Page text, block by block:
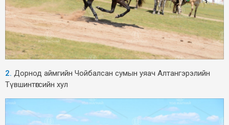
2. Дорнод аймгийн Чойбалсан сумын уяач Алтангэрэлийн
Түвшинтөгсийн хул